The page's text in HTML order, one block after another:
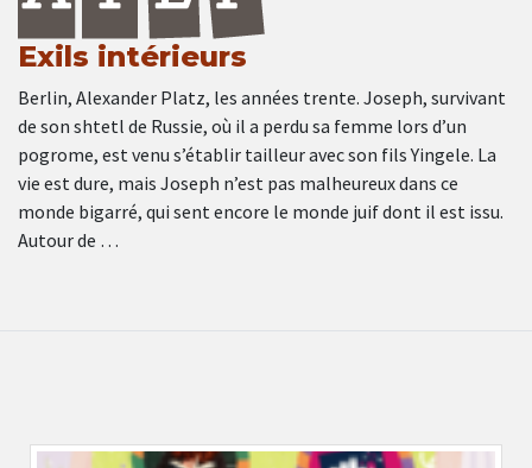
Exils intérieurs
Berlin, Alexander Platz, les années trente. Joseph, survivant
de son shtetl de Russie, où il a perdu sa femme lors d’un
pogrome, est venu s’établir tailleur avec son fils Yingele. La
vie est dure, mais Joseph n’est pas malheureux dans ce
monde bigarré, qui sent encore le monde juif dont il est issu.
Autour de …